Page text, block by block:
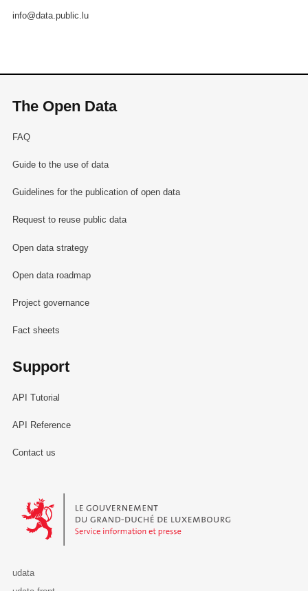
info@data.public.lu
The Open Data
FAQ
Guide to the use of data
Guidelines for the publication of open data
Request to reuse public data
Open data strategy
Open data roadmap
Project governance
Fact sheets
Support
API Tutorial
API Reference
Contact us
Le Gouvernement du Grand-Duché de Luxembourg - Service
udata